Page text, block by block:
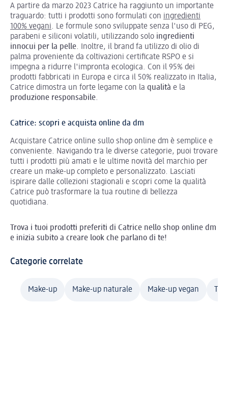
A partire da marzo 2023 Catrice ha raggiunto un importante
traguardo: tutti i prodotti sono formulati con ingredienti
100% vegani. Le formule sono sviluppate senza l'uso di PEG,
parabeni e siliconi volatili, utilizzando solo ingredienti
innocui per la pelle. Inoltre, il brand fa utilizzo di olio di
palma proveniente da coltivazioni certificate RSPO e si
impegna a ridurre l'impronta ecologica. Con il 95% dei
prodotti fabbricati in Europa e circa il 50% realizzato in Italia,
Catrice dimostra un forte legame con la qualità e la
produzione responsabile.
Catrice: scopri e acquista online da dm
Acquistare Catrice online sullo shop online dm è semplice e
conveniente. Navigando tra le diverse categorie, puoi trovare
tutti i prodotti più amati e le ultime novità del marchio per
creare un make-up completo e personalizzato. Lasciati
ispirare dalle collezioni stagionali e scopri come la qualità
Catrice può trasformare la tua routine di bellezza
quotidiana.
Trova i tuoi prodotti preferiti di Catrice nello shop online dm
e inizia subito a creare look che parlano di te!
Categorie correlate
Make-up Make-up naturale Make-up vegan